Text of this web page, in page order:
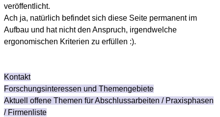
veröffentlicht.
Ach ja, natürlich befindet sich diese Seite permanent im
Aufbau und hat nicht den Anspruch, irgendwelche
ergonomischen Kriterien zu erfüllen :).
Kontakt
Forschungsinteressen und Themengebiete
Aktuell offene Themen für Abschlussarbeiten / Praxisphasen
/ Firmenliste